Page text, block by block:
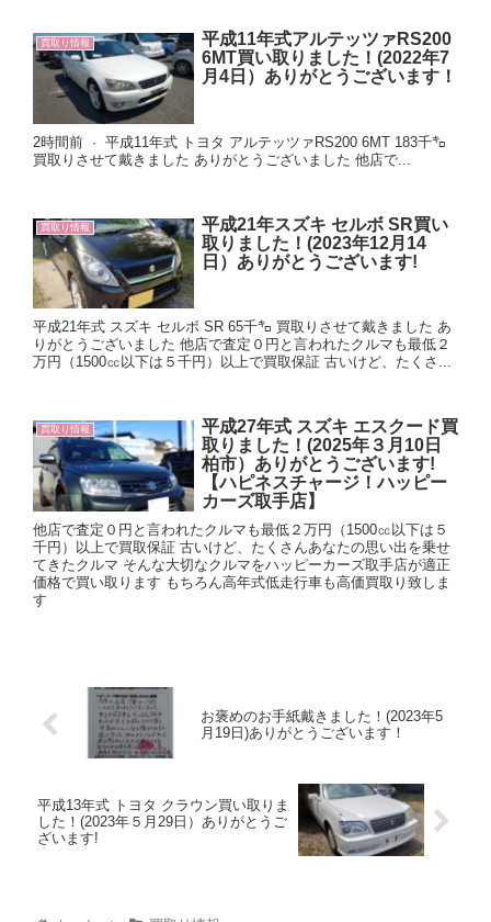
買取り情報
平成11年式アルテッツァRS200
6MT買い取りました！(2022年7
月4日）ありがとうございます！
2時間前 · 平成11年式 トヨタ アルテッツァRS200 6MT 183千㌔
買取りさせて戴きました ありがとうございました 他店で...
買取り情報
平成21年スズキ セルボ SR買い
取りました！(2023年12月14
日）ありがとうございます!
平成21年式 スズキ セルボ SR 65千㌔ 買取りさせて戴きました あ
りがとうございました 他店で査定０円と言われたクルマも最低２
万円（1500㏄以下は５千円）以上で買取保証 古いけど、たくさ...
買取り情報
平成27年式 スズキ エスクード買
取りました！(2025年３月10日
柏市）ありがとうございます!
【ハピネスチャージ！ハッピー
カーズ取手店】
他店で査定０円と言われたクルマも最低２万円（1500㏄以下は５
千円）以上で買取保証 古いけど、たくさんあなたの思い出を乗せ
てきたクルマ そんな大切なクルマをハッピーカーズ取手店が適正
価格で買い取ります もちろん高年式低走行車も高価買取り致しま
す
お褒めのお手紙戴きました！(2023年5
月19日)ありがとうございます！
平成13年式 トヨタ クラウン買い取りま
した！(2023年５月29日）ありがとうご
ざいます!